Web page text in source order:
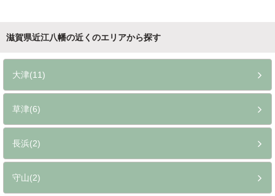
滋賀県近江八幡の近くのエリアから探す
大津(11)
草津(6)
長浜(2)
守山(2)